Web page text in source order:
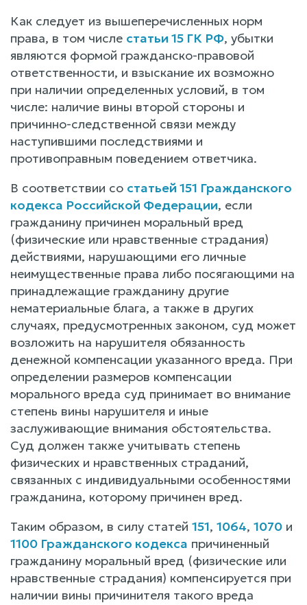
Как следует из вышеперечисленных норм
права, в том числе статьи 15 ГК РФ, убытки
являются формой гражданско-правовой
ответственности, и взыскание их возможно
при наличии определенных условий, в том
числе: наличие вины второй стороны и
причинно-следственной связи между
наступившими последствиями и
противоправным поведением ответчика.
В соответствии со статьей 151 Гражданского
кодекса Российской Федерации, если
гражданину причинен моральный вред
(физические или нравственные страдания)
действиями, нарушающими его личные
неимущественные права либо посягающими на
принадлежащие гражданину другие
нематериальные блага, а также в других
случаях, предусмотренных законом, суд может
возложить на нарушителя обязанность
денежной компенсации указанного вреда. При
определении размеров компенсации
морального вреда суд принимает во внимание
степень вины нарушителя и иные
заслуживающие внимания обстоятельства.
Суд должен также учитывать степень
физических и нравственных страданий,
связанных с индивидуальными особенностями
гражданина, которому причинен вред.
Таким образом, в силу статей 151, 1064, 1070 и
1100 Гражданского кодекса причиненный
гражданину моральный вред (физические или
нравственные страдания) компенсируется при
наличии вины причинителя такого вреда